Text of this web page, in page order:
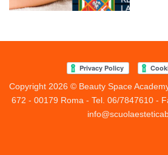
Copyright 2026 © Beauty Space
672 - 00179 Roma - Tel. 06/7847610 -